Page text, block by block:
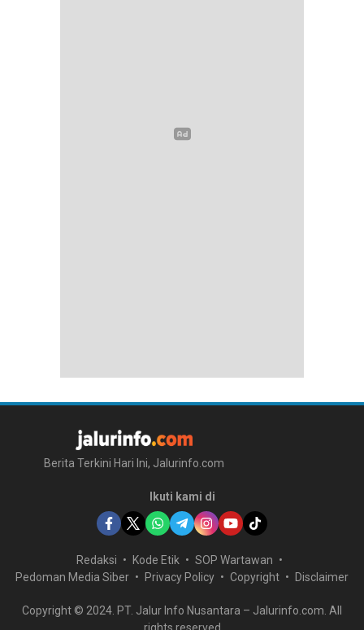
Berita Terkini Hari Ini, Jalurinfo.com
Ikuti kami di
Redaksi Kode Etik
SOP Wartawan
Pedoman Media Siber
Privacy Policy Copyright Disclaimer
Copyright © 2024. PT. Jalur Info Nusantara – Jalurinfo.com. All